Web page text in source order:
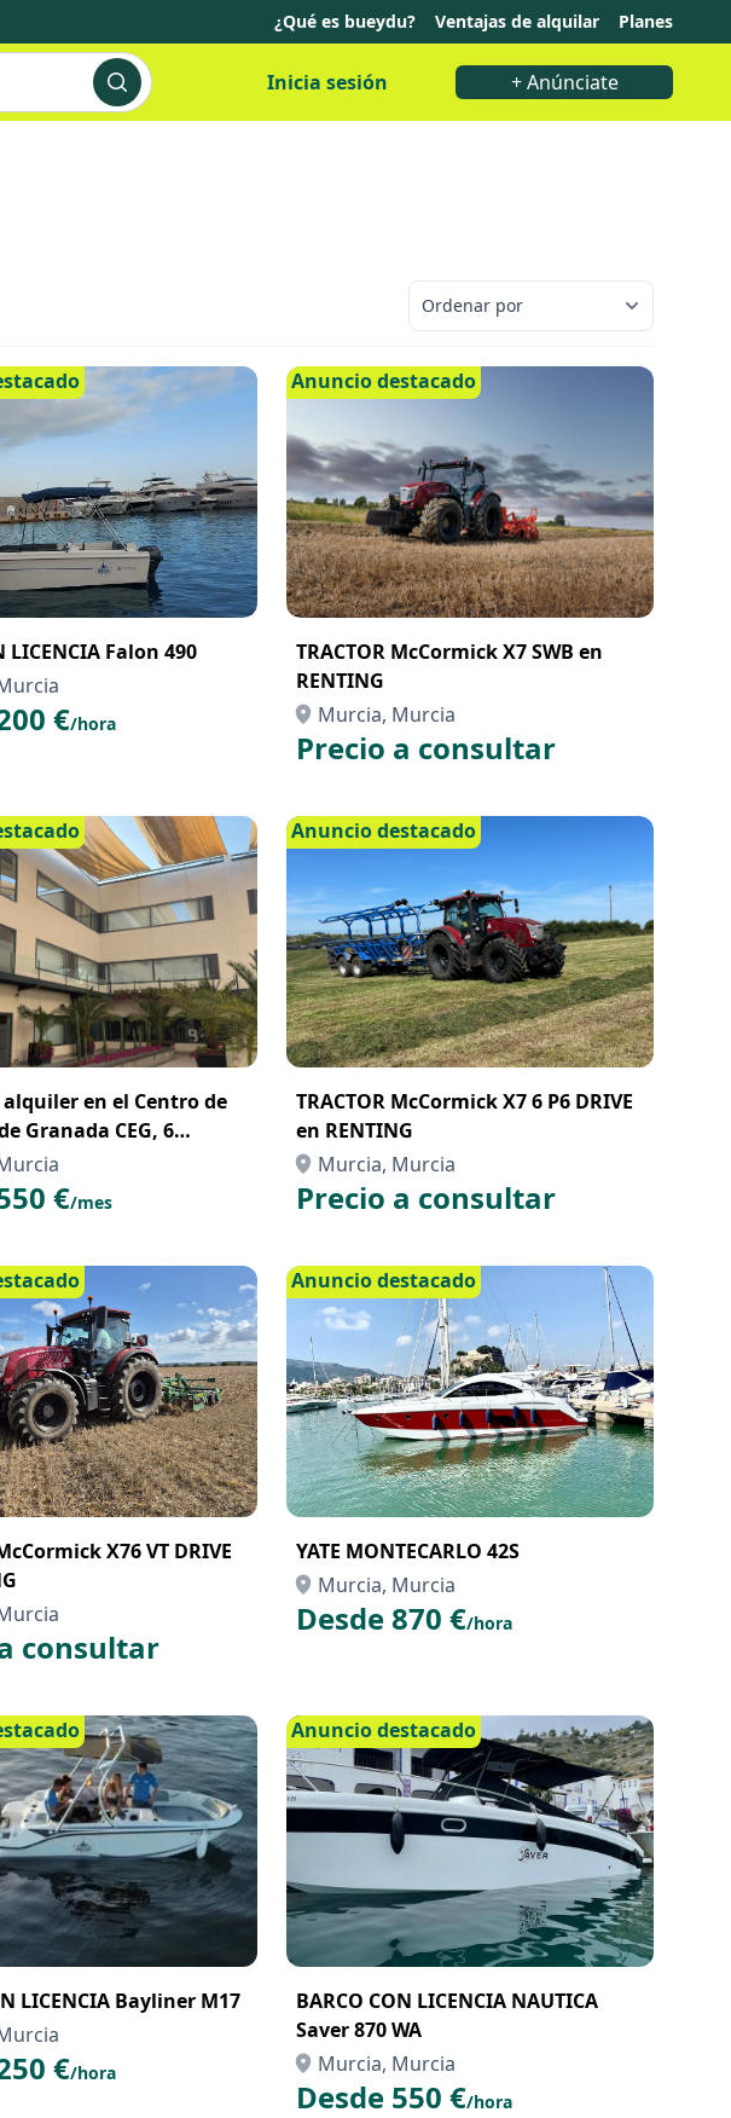
¿Qué es bueydu? Ventajas de alquilar Planes
Inicia sesión + Anúnciate
LICENCIA Falon 490
€/hora
Anuncio destacado
TRACTOR McCormick X7 SWB en
RENTING
Murcia, Murcia
Precio a consultar
en el Centro de
Granada CEG, 6
€/mes
Anuncio destacado
TRACTOR McCormick X7 6 P6 DRIVE
en RENTING
Murcia, Murcia
Precio a consultar
X76 VT DRIVE
consultar
Anuncio destacado
YATE MONTECARLO 42S
Murcia, Murcia
Desde 870 €/hora
LICENCIA Bayliner M17
€/hora
Anuncio destacado
BARCO CON LICENCIA NAUTICA
Saver 870 WA
Murcia, Murcia
Desde 550 €/hora